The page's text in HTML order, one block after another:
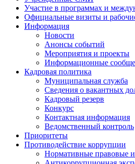
Участие в программах и
Официальные визиты и
Информация
Новости
Анонсы событий
Мероприятия и проекты
Информационные
Кадровая политика
Муниципальная служба
Сведения о вакантных
Кадровый резерв
Конкурс
Контактная информация
Ведомственный контроль
Приоритеты
Противодействие коррупции
Нормативные правовые